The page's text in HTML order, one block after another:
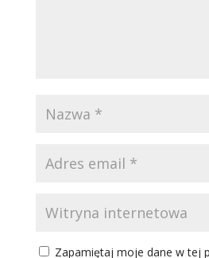
Zapamiętaj moje dane w tej